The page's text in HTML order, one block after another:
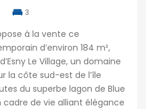
3
à la vente ce
d’environ 184 m²,
Le Village, un domaine
la côte sud-est de l’île
du superbe lagon de Blue
de vie alliant élégance